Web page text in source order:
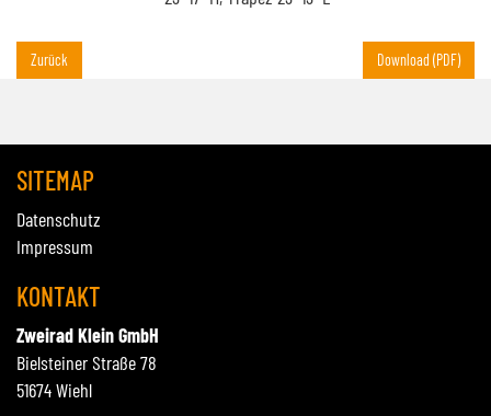
Zurück Download (PDF)
SITEMAP
Datenschutz
Impressum
KONTAKT
Zweirad Klein GmbH
Bielsteiner Straße 78
51674 Wiehl